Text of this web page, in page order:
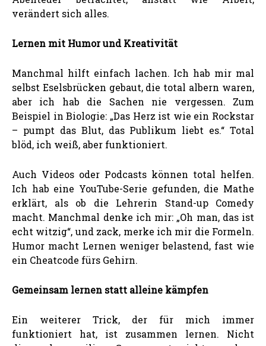
verändert sich alles.
Lernen mit Humor und Kreativität
Manchmal hilft einfach lachen. Ich hab mir mal
selbst Eselsbrücken gebaut, die total albern waren,
aber ich hab die Sachen nie vergessen. Zum
Beispiel in Biologie: „Das Herz ist wie ein Rockstar
– pumpt das Blut, das Publikum liebt es.“ Total
blöd, ich weiß, aber funktioniert.
Auch Videos oder Podcasts können total helfen.
Ich hab eine YouTube-Serie gefunden, die Mathe
erklärt, als ob die Lehrerin Stand-up Comedy
macht. Manchmal denke ich mir: „Oh man, das ist
echt witzig“, und zack, merke ich mir die Formeln.
Humor macht Lernen weniger belastend, fast wie
ein Cheatcode fürs Gehirn.
Gemeinsam lernen statt alleine kämpfen
Ein weiterer Trick, der für mich immer
funktioniert hat, ist zusammen lernen. Nicht